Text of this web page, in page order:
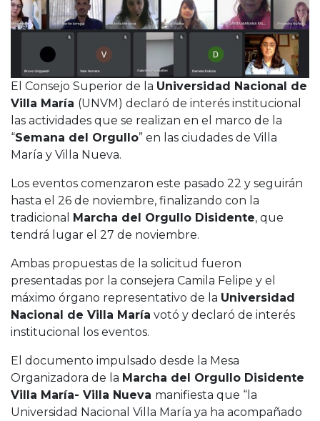
El Consejo Superior de la Universidad Nacional de
Villa María (UNVM) declaró de interés institucional
las actividades que se realizan en el marco de la
“Semana del Orgullo” en las ciudades de Villa
María y Villa Nueva.
Los eventos comenzaron este pasado 22 y seguirán
hasta el 26 de noviembre, finalizando con la
tradicional Marcha del Orgullo Disidente, que
tendrá lugar el 27 de noviembre.
Ambas propuestas de la solicitud fueron
presentadas por la consejera Camila Felipe y el
máximo órgano representativo de la Universidad
Nacional de Villa María votó y declaró de interés
institucional los eventos.
El documento impulsado desde la Mesa
Organizadora de la Marcha del Orgullo Disidente
Villa María- Villa Nueva manifiesta que “la
Universidad Nacional Villa María ya ha acompañado